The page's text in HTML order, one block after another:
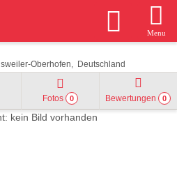
Menu
Oberhofen Deutschland
Fotos 0 Bewertungen 0